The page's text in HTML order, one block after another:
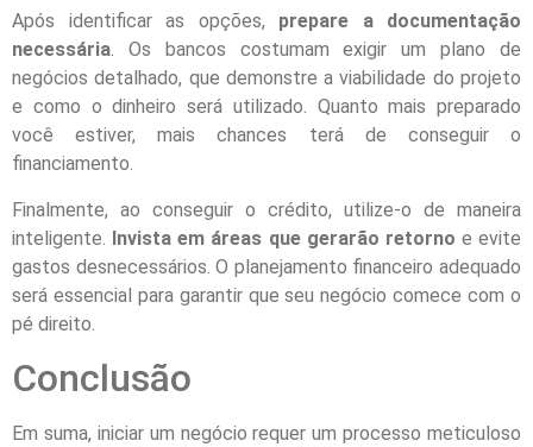
Após identificar as opções, prepare a documentação
necessária. Os bancos costumam exigir um plano de
negócios detalhado, que demonstre a viabilidade do projeto
e como o dinheiro será utilizado. Quanto mais preparado
você estiver, mais chances terá de conseguir o
financiamento.
Finalmente, ao conseguir o crédito, utilize-o de maneira
inteligente. Invista em áreas que gerarão retorno e evite
gastos desnecessários. O planejamento financeiro adequado
será essencial para garantir que seu negócio comece com o
pé direito.
Conclusão
Em suma, iniciar um negócio requer um processo meticuloso